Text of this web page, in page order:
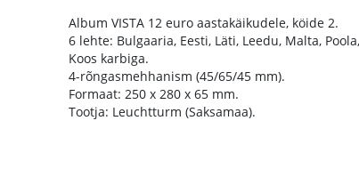
Album VISTA 12 euro aastakäikudele, köide 2.
6 lehte: Bulgaaria, Eesti, Läti, Leedu, Malta,
Koos karbiga.
4-rõngasmehhanism (45/65/45 mm).
Formaat: 250 x 280 x 65 mm.
Tootja: Leuchtturm (Saksamaa).